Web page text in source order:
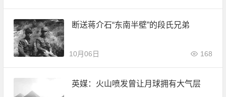
断送蒋介石“东南半壁”的段氏兄弟
10月06日 168
英媒：火山喷发曾让月球拥有大气层